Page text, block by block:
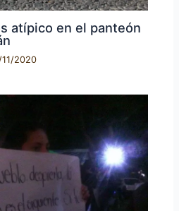
atípico en el panteón
2020